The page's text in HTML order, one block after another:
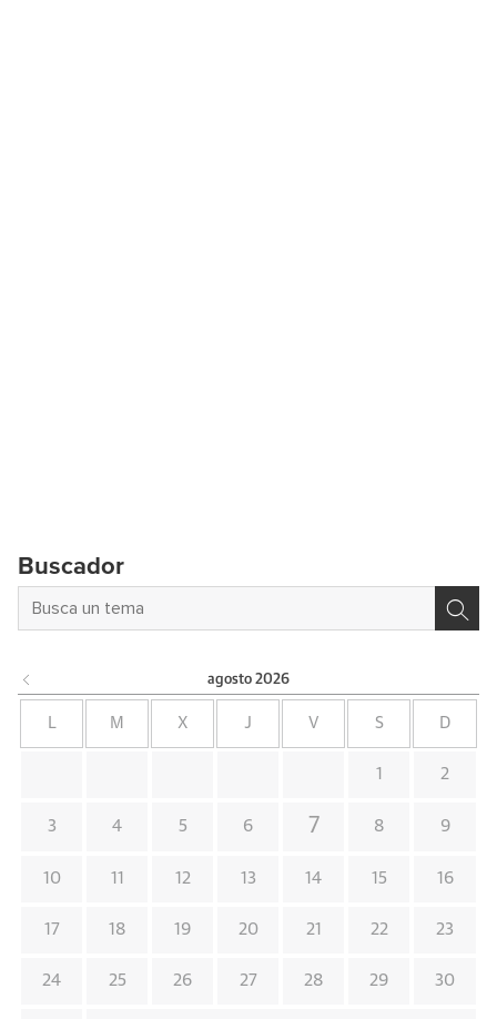
Buscador
agosto 2026
L M X J V S D
1 2
3 4 5 6 7 8 9
10 11 12 13 14 15 16
17 18 19 20 21 22 23
24 25 26 27 28 29 30